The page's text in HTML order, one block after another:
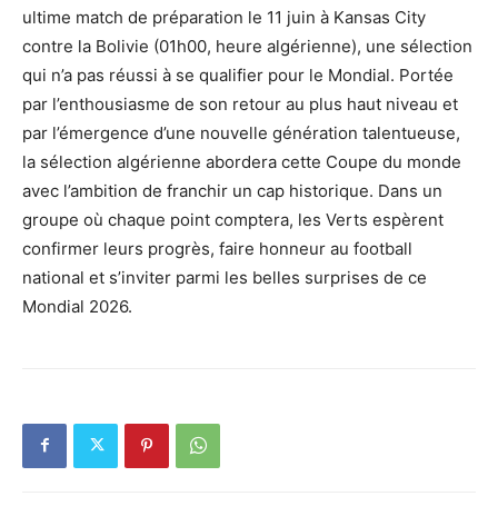
ultime match de préparation le 11 juin à Kansas City
contre la Bolivie (01h00, heure algérienne), une sélection
qui n’a pas réussi à se qualifier pour le Mondial. Portée
par l’enthousiasme de son retour au plus haut niveau et
par l’émergence d’une nouvelle génération talentueuse,
la sélection algérienne abordera cette Coupe du monde
avec l’ambition de franchir un cap historique. Dans un
groupe où chaque point comptera, les Verts espèrent
confirmer leurs progrès, faire honneur au football
national et s’inviter parmi les belles surprises de ce
Mondial 2026.